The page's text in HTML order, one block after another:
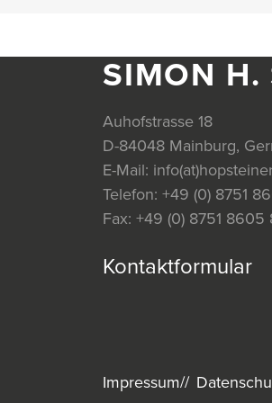
SIMON H.
Auhofstrasse 18
D-84048 Mainburg,
E-Mail:
Telefon: +49 (0) 8751
Fax: +49 (0) 8751 8605
Kontaktformular
Impressum